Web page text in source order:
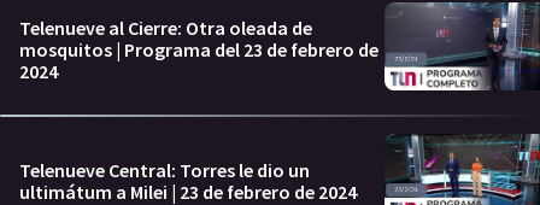
Telenueve al Cierre: Otra oleada de
mosquitos | Programa del 23 de febrero de
2024
Telenueve Central: Torres le dio un
ultimátum a Milei | 23 de febrero de 2024